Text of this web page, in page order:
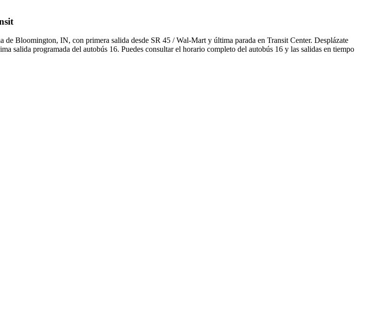
Bloomington, IN, con primera salida desde SR 45 / Wal-Mart y última parada en Transit Center. Desplázate
salida programada del autobús 16. Puedes consultar el horario completo del autobús 16 y las salidas en tiempo